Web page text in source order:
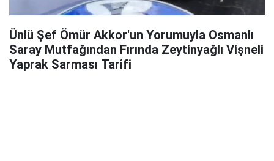
Ünlü Şef Ömür Akkor'un Yorumuyla Osmanlı
Saray Mutfağından Fırında Zeytinyağlı Vişneli
Yaprak Sarması Tarifi